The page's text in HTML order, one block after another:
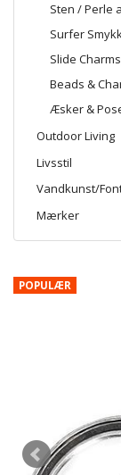
Sten / Perle
Surfer
Slide Charms
Beads &
Æsker &
Outdoor Living
Livsstil
Vandkunst/
Mærker
POPULÆR